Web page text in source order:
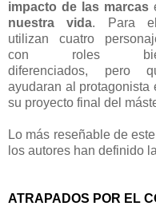
impacto de las marcas
nuestra vida. Para
utilizan cuatro
con roles
diferenciados, pero
ayudaran al protagonista
su proyecto final del
Lo más reseñable de este
los autores han definido
ATRAPADOS POR EL